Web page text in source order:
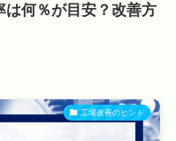
何％が目安？改善方
工場改善のヒント